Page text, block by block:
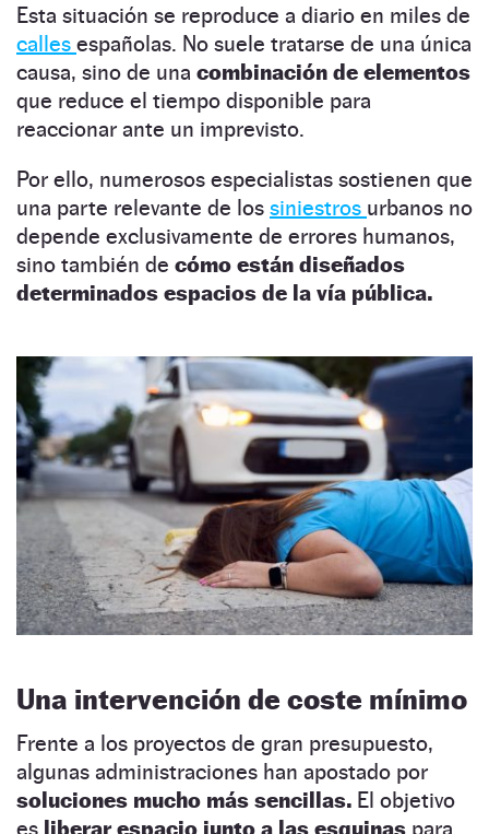
Esta situación se reproduce a diario en miles de
calles españolas. No suele tratarse de una única
causa, sino de una combinación de elementos
que reduce el tiempo disponible para
reaccionar ante un imprevisto.
Por ello, numerosos especialistas sostienen que
una parte relevante de los siniestros urbanos no
depende exclusivamente de errores humanos,
sino también de cómo están diseñados
determinados espacios de la vía pública.
Una intervención de coste mínimo
Frente a los proyectos de gran presupuesto,
algunas administraciones han apostado por
soluciones mucho más sencillas. El objetivo